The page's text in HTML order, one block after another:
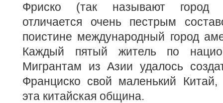
Фриско (так называют город
отличается очень пестрым
поистине международный город
Каждый пятый житель по
Мигрантам из Азии удалось
Франциско свой маленький Китай,
эта китайская община.